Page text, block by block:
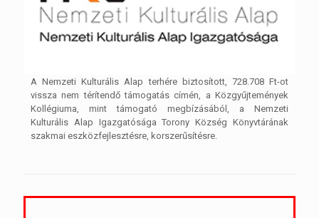
A Nemzeti Kulturális Alap terhére biztosított, 728.708 Ft-ot
vissza nem térítendő támogatás címén, a Közgyűjtemények
Kollégiuma, mint támogató megbízásából, a Nemzeti
Kulturális Alap Igazgatósága Torony Község Könyvtárának
szakmai eszközfejlesztésre, korszerűsítésre.